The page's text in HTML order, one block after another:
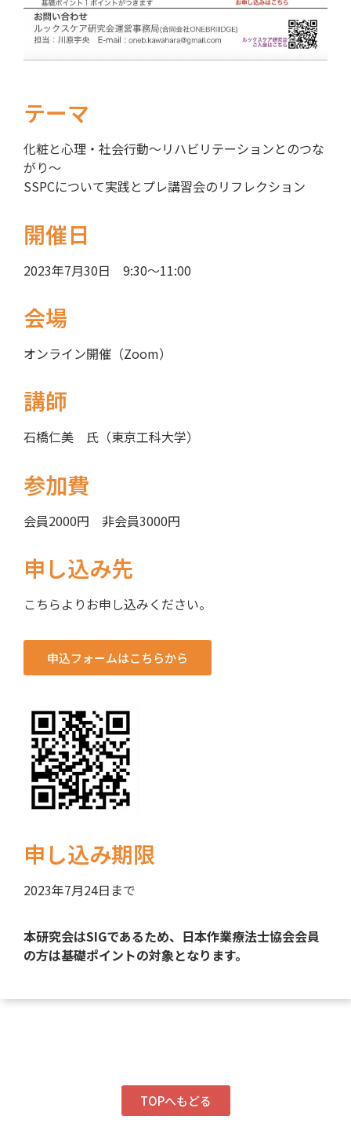
テーマ
化粧と心理・社会行動〜リハビリテーションとのつな
がり〜
SSPCについて実践とプレ講習会のリフレクション
開催日
2023年7月30日 9:30〜11:00
会場
オンライン開催（Zoom）
講師
石橋仁美 氏（東京工科大学）
参加費
会員2000円 非会員3000円
申し込み先
こちらよりお申し込みください。
申込フォームはこちらから
申し込み期限
2023年7月24日まで
本研究会はSIGであるため、日本作業療法士協会会員
の方は基礎ポイントの対象となります。
TOPへもどる